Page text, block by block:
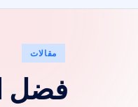
نُشرمقالات
فضل